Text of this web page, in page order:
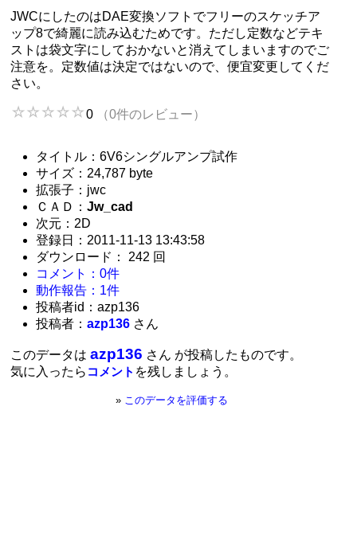
JWCにしたのはDAE変換ソフトでフリーのスケッチア
ップ8で綺麗に読み込むためです。ただし定数などテキ
ストは袋文字にしておかないと消えてしまいますのでご
注意を。定数値は決定ではないので、便宜変更してくだ
さい。
0 （0件のレビュー）
タイトル：6V6シングルアンプ試作
サイズ：24,787 byte
拡張子：jwc
ＣＡＤ：Jw_cad
次元：2D
登録日：2011-11-13 13:43:58
ダウンロード： 242 回
コメント：0件
動作報告：1件
投稿者id：azp136
投稿者：azp136 さん
このデータはazp136 さん が投稿したものです。
気に入ったら コメント を残しましょう。
» このデータを評価する